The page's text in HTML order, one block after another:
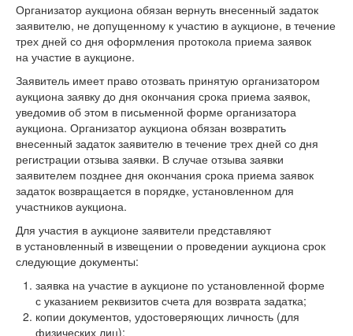
Организатор аукциона обязан вернуть внесенный задаток
заявителю, не допущенному к участию в аукционе, в течение
трех дней со дня оформления протокола приема заявок
на участие в аукционе.
Заявитель имеет право отозвать принятую организатором
аукциона заявку до дня окончания срока приема заявок,
уведомив об этом в письменной форме организатора
аукциона. Организатор аукциона обязан возвратить
внесенный задаток заявителю в течение трех дней со дня
регистрации отзыва заявки. В случае отзыва заявки
заявителем позднее дня окончания срока приема заявок
задаток возвращается в порядке, установленном для
участников аукциона.
Для участия в аукционе заявители представляют
в установленный в извещении о проведении аукциона срок
следующие документы:
заявка на участие в аукционе по установленной форме
с указанием реквизитов счета для возврата задатка;
копии документов, удостоверяющих личность (для
физических лиц);